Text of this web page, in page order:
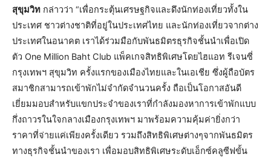
สุขุมวิท กล่าวว่า “เพื่อกระตุ้นเศรษฐกิจและดึงนักท่องเที่ยวทั้งใน
ประเทศ ชาวต่างชาติที่อยู่ในประเทศไทย และนักท่องเที่ยวจากต่าง
ประเทศในอนาคต เราได้ร่วมมือกับพันธมิตรธุรกิจชั้นนำเพื่อเปิด
ตัว One Million Baht Club แพ็คเกจสิทธิพิเศษโดยไฮแอท รีเจนซี่
กรุงเทพฯ สุขุมวิท ครั้งแรกของเมืองไทยและในเอเชีย ซึ่งผู้ถือบัตร
สมาชิกสามารถเข้าพักไม่จำกัดจำนวนครั้ง ถือเป็นโอกาสอันดี
เยี่ยมมอบสำหรับแขกประจำของเราที่กำลังมองหาการเข้าพักแบบ
กึ่งถาวรในใจกลางเมืองกรุงเทพฯ มาพร้อมความคุ้มค่ายิ่งกว่า
ราคาที่จ่ายแค่เพียงครั้งเดียว รวมถึงสิทธิพิเศษต่างๆจากพันธมิตร
ทางธุรกิจชั้นนำของเรา เพื่อมอบสิทธิพิเศษระดับเอ็กซ์คลูซีฟขั้น